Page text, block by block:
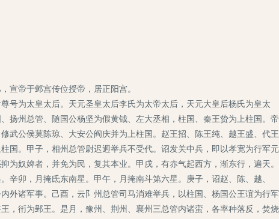
帝于邺宫传位授帝，居正阳宫。
为太皇太后。天元圣皇太后李氏为太帝太后，天元大皇后杨氏为皇太
扬州总管、随国公杨坚为假黄钺、左大丞相，柱国、秦王贽为上柱国。帝
武公侯莫陈琼、大安公阎庆并为上柱国。赵王招、陈王纯、越王盛、代王
国。甲子，相州总管尉迟迥举兵不受代。诏发关中兵，即以孝宽为行军元
奴婢者，并免为民，复其本业。甲戌，有赤气起西方，渐东行，遍天。
卯，月掩氐东南星。甲午，月掩南斗第六星。庚子，诏赵、陈、越、
外诸军事。己酉，云阝州总管司马消难举兵，以柱国、杨国公王谊为行军
，衎为郢王。是月，豫州、荆州、襄州三总管内诸蛮，各率种落反，焚烧